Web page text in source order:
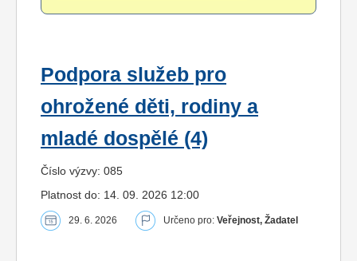
Podpora služeb pro
ohrožené děti, rodiny a
mladé dospělé (4)
Číslo výzvy: 085
Platnost do: 14. 09. 2026 12:00
29. 6. 2026 Určeno pro: Veřejnost, Žadatel